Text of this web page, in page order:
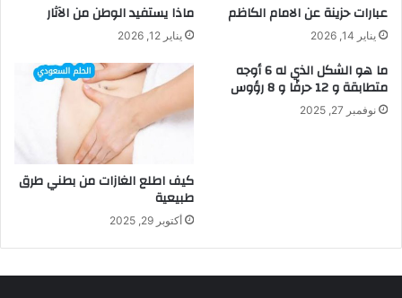
عبارات حزينة عن الامام الكاظم
يناير 14, 2026
ماذا يستفيد الوطن من الآثار
يناير 12, 2026
ما هو الشكل الذي له 6 أوجه
متطابقة و 12 حرفًا و 8 رؤوس
نوفمبر 27, 2025
كيف اطلع الغازات من بطني طرق
طبيعية
أكتوبر 29, 2025